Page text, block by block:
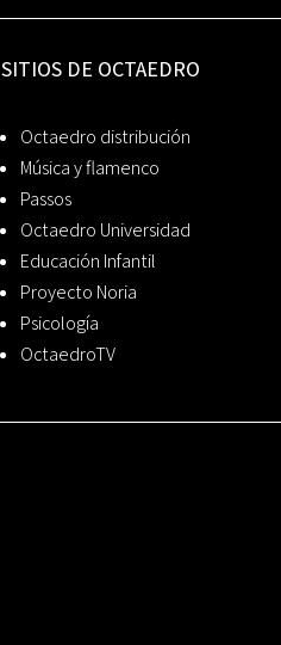
SITIOS DE OCTAEDRO
Octaedro distribución
Música y flamenco
Passos
Octaedro Universidad
Educación Infantil
Proyecto Noria
Psicología
OctaedroTV